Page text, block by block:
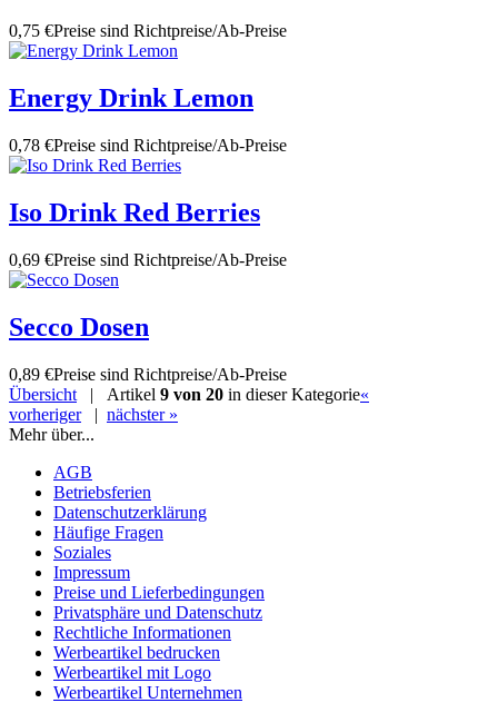
0,75 €Preise sind Richtpreise/Ab-Preise
Energy Drink Lemon
0,78 €Preise sind Richtpreise/Ab-Preise
Iso Drink Red Berries
0,69 €Preise sind Richtpreise/Ab-Preise
Secco Dosen
0,89 €Preise sind Richtpreise/Ab-Preise
Übersicht | Artikel 9 von 20 in dieser Kategorie«
vorheriger| nächster »
Mehr über...
AGB
Betriebsferien
Datenschutzerklärung
Häufige Fragen
Soziales
Impressum
Preise und Lieferbedingungen
Privatsphäre und Datenschutz
Rechtliche Informationen
Werbeartikel bedrucken
Werbeartikel mit Logo
Werbeartikel Unternehmen